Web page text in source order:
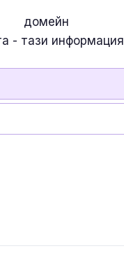
домейн
- тази информация